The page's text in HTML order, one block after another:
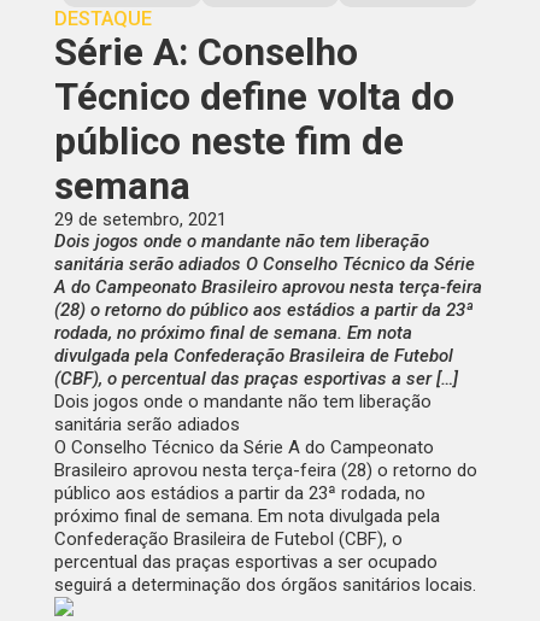
DESTAQUE
Série A: Conselho
Técnico define volta do
público neste fim de
semana
29 de setembro, 2021
Dois jogos onde o mandante não tem liberação
sanitária serão adiados O Conselho Técnico da Série
A do Campeonato Brasileiro aprovou nesta terça-feira
(28) o retorno do público aos estádios a partir da 23ª
rodada, no próximo final de semana. Em nota
divulgada pela Confederação Brasileira de Futebol
(CBF), o percentual das praças esportivas a ser […]
Dois jogos onde o mandante não tem liberação
sanitária serão adiados
O Conselho Técnico da Série A do Campeonato
Brasileiro aprovou nesta terça-feira (28) o retorno do
público aos estádios a partir da 23ª rodada, no
próximo final de semana. Em notadivulgada pela
Confederação Brasileira de Futebol (CBF), o
percentual das praças esportivas a ser ocupado
seguirá a determinação dos órgãos sanitários locais.